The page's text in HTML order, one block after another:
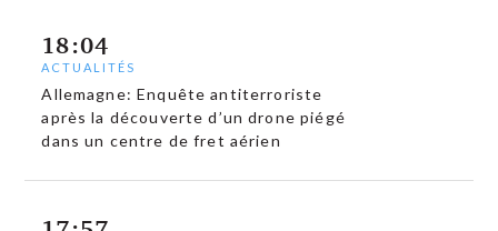
18:04
ACTUALITÉS
Allemagne: Enquête antiterroriste
après la découverte d’un drone piégé
dans un centre de fret aérien